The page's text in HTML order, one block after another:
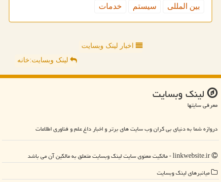
بین المللی
سیستم خدمات
اخبار لینک وبسایت
لینک وبسایت:خانه
لینك وبسایت
معرفی سایتها
دروازه شما به دنیای بی کران وب سایت های برتر و اخبار داغ علم و فناوری اطلاعات
میانبرهای لینك وبسایت